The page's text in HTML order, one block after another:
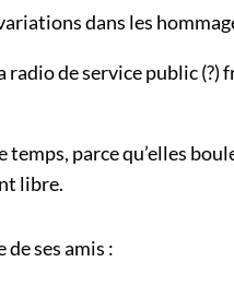
dans les
de service public (?)
parce qu’elles
libre.
ses amis :